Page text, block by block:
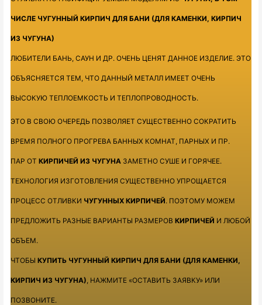
ЧИСЛЕ ЧУГУННЫЙ КИРПИЧ ДЛЯ БАНИ (ДЛЯ КАМЕНКИ, КИРПИЧ
ИЗ ЧУГУНА)
ЛЮБИТЕЛИ БАНЬ, САУН И ДР. ОЧЕНЬ ЦЕНЯТ ДАННОЕ ИЗДЕЛИЕ. ЭТО
ОБЪЯСНЯЕТСЯ ТЕМ, ЧТО ДАННЫЙ МЕТАЛЛ ИМЕЕТ ОЧЕНЬ
ВЫСОКУЮ ТЕПЛОЕМКОСТЬ И ТЕПЛОПРОВОДНОСТЬ.
ЭТО В СВОЮ ОЧЕРЕДЬ ПОЗВОЛЯЕТ СУЩЕСТВЕННО СОКРАТИТЬ
ВРЕМЯ ПОЛНОГО ПРОГРЕВА БАННЫХ КОМНАТ, ПАРНЫХ И ПР.
ПАР ОТ КИРПИЧЕЙ ИЗ ЧУГУНА ЗАМЕТНО СУШЕ И ГОРЯЧЕЕ.
ТЕХНОЛОГИЯ ИЗГОТОВЛЕНИЯ СУЩЕСТВЕННО УПРОЩАЕТСЯ
ПРОЦЕСС ОТЛИВКИ ЧУГУННЫХ КИРПИЧЕЙ. ПОЭТОМУ МОЖЕМ
ПРЕДЛОЖИТЬ РАЗНЫЕ ВАРИАНТЫ РАЗМЕРОВ КИРПИЧЕЙ И ЛЮБОЙ
ОБЪЕМ.
ЧТОБЫ КУПИТЬ ЧУГУННЫЙ КИРПИЧ ДЛЯ БАНИ (ДЛЯ КАМЕНКИ,
КИРПИЧ ИЗ ЧУГУНА), НАЖМИТЕ «ОСТАВИТЬ ЗАЯВКУ» ИЛИ
ПОЗВОНИТЕ.